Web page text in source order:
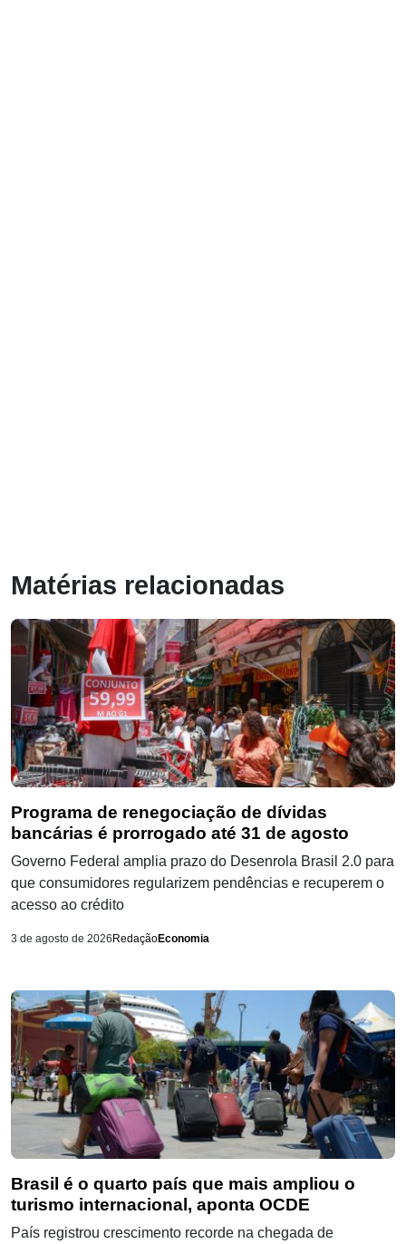
Matérias relacionadas
Programa de renegociação de dívidas
bancárias é prorrogado até 31 de agosto
Governo Federal amplia prazo do Desenrola Brasil 2.0 para
que consumidores regularizem pendências e recuperem o
acesso ao crédito
3 de agosto de 2026 RedaçãoEconomia
Brasil é o quarto país que mais ampliou o
turismo internacional, aponta OCDE
País registrou crescimento recorde na chegada de